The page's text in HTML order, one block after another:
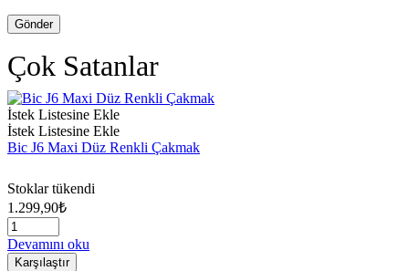
Çok Satanlar
İstek Listesine Ekle
İstek Listesine Ekle
Bic J6 Maxi Düz Renkli Çakmak
Stoklar tükendi
1.299,90₺
Devamını oku
Karşılaştır